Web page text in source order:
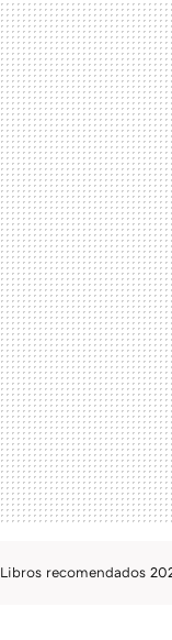
Libros recomendados